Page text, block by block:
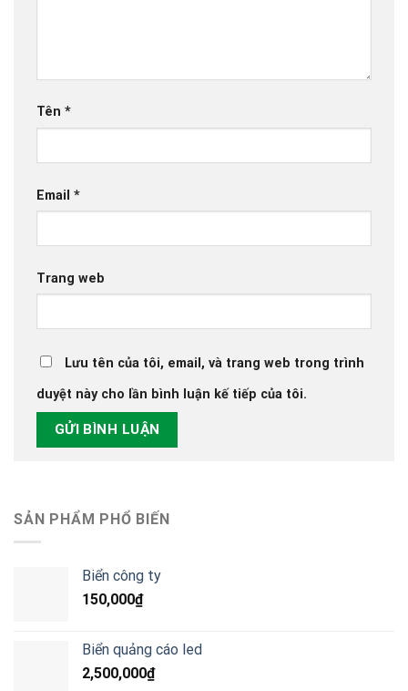
Tên *
Email *
Trang web
Lưu tên của tôi, email, và trang web trong trình
duyệt này cho lần bình luận kế tiếp của tôi.
SẢN PHẨM PHỔ BIẾN
Biển công ty
150,000₫
Biển quảng cáo led
2,500,000₫